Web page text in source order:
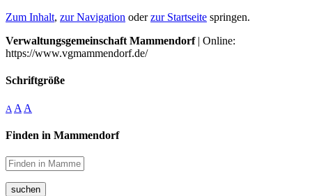
Zum Inhalt, zur Navigation oderzur Startseite springen.
Verwaltungsgemeinschaft Mammendorf| Online:
https://www.vgmammendorf.de/
Schriftgröße
A A A
Finden in Mammendorf
suchen